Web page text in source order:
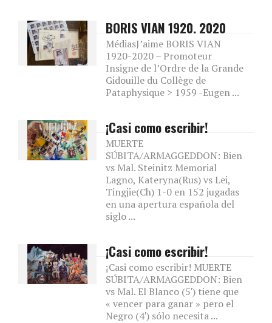
BORIS VIAN 1920. 2020
MédiasJ’aime BORIS VIAN
1920-2020 – Promoteur
Insigne de l’Ordre de la Grande
Gidouille du Collège de
Pataphysique > 1959 -Eugen ...
¡Casi como escribir!
MUERTE
SÚBITA/ARMAGGEDDON: Bien
vs Mal. Steinitz Memorial
Lagno, Kateryna(Rus) vs Lei,
Tingjie(Ch) 1-0 en 152 jugadas
en una apertura española del
siglo ...
¡Casi como escribir!
¡Casi como escribir! MUERTE
SÚBITA/ARMAGGEDDON: Bien
vs Mal. El Blanco (5′) tiene que
« vencer para ganar » pero el
Negro (4′) sólo necesita ...